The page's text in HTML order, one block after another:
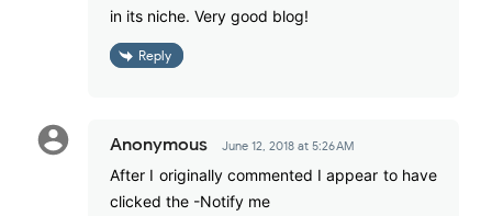
in its niche. Very good blog!
Reply
Anonymous June 12, 2018 at 5:26 AM
After I originally commented I appear to have
clicked the -Notify me